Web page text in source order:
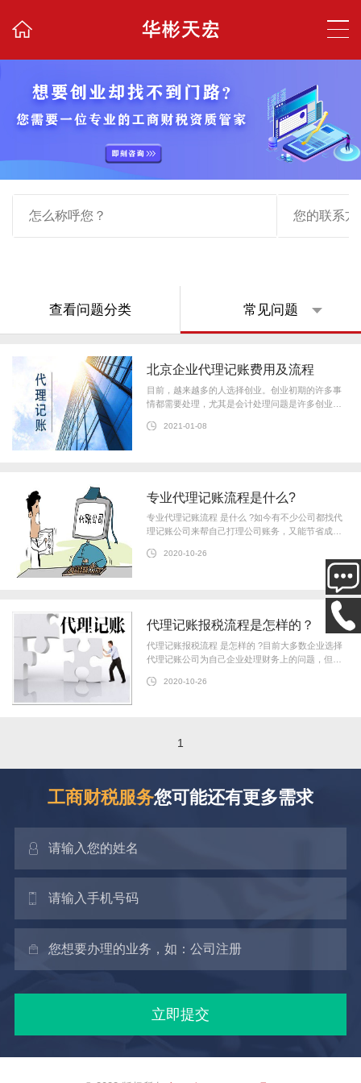
查看问题分类 常见问题
北京企业代理记账费用及流程
目前，越来越多的人选择创业。创业初期的许多事
情都需要处理，尤其是会计处理问题是许多创业公
来处理自己的账户。你知道北京代
2021-01-08
专业代理记账流程是什么?
专业代理记账流程 是什么 ?如今有不少公司都找代
理记账公司来帮自己打理公司账务，又能节省成本
司 可以满足中小型企业一切的日
2020-10-26
代理记账报税流程是怎样的？
代理记账报税流程 是怎样的 ?目前大多数企业选择
代理记账公司为自己企业处理财务上的问题，但是
不清头脑，下面 华彬天宏 就给大
2020-10-26
1
工商财税服务您可能还有更多需求